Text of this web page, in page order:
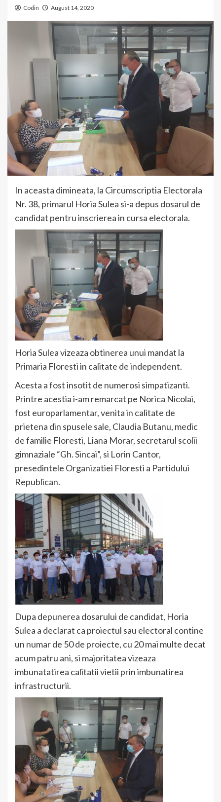
Codin August 14, 2020
In aceasta dimineata, la Circumscriptia Electorala
Nr. 38, primarul Horia Sulea si-a depus dosarul de
candidat pentru inscrierea in cursa electorala.
Horia Sulea vizeaza obtinerea unui mandat la
Primaria Floresti in calitate de independent.
Acesta a fost insotit de numerosi simpatizanti.
Printre acestia i-am remarcat pe Norica Nicolai,
fost europarlamentar, venita in calitate de
prietena din spusele sale, Claudia Butanu, medic
de familie Floresti, Liana Morar, secretarul scolii
gimnaziale “Gh. Sincai”, si Lorin Cantor,
presedintele Organizatiei Floresti a Partidului
Republican.
Dupa depunerea dosarului de candidat, Horia
Sulea a declarat ca proiectul sau electoral contine
un numar de 50 de proiecte, cu 20 mai multe decat
acum patru ani, si majoritatea vizeaza
imbunatatirea calitatii vietii prin imbunatirea
infrastructurii.